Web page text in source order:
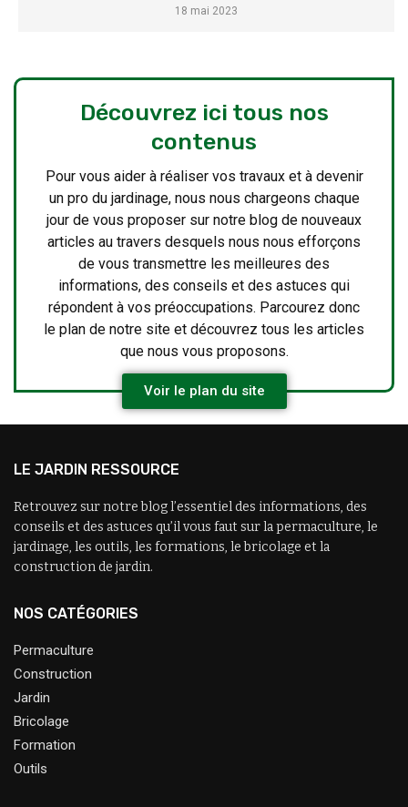
18 mai 2023
Découvrez ici tous nos
contenus
Pour vous aider à réaliser vos travaux et à devenir
un pro du jardinage, nous nous chargeons chaque
jour de vous proposer sur notre blog de nouveaux
articles au travers desquels nous nous efforçons
de vous transmettre les meilleures des
informations, des conseils et des astuces qui
répondent à vos préoccupations. Parcourez donc
le plan de notre site et découvrez tous les articles
que nous vous proposons.
Voir le plan du site
LE JARDIN RESSOURCE
Retrouvez sur notre blog l’essentiel des informations, des
conseils et des astuces qu’il vous faut sur la permaculture, le
jardinage, les outils, les formations, le bricolage et la
construction de jardin.
NOS CATÉGORIES
Permaculture
Construction
Jardin
Bricolage
Formation
Outils